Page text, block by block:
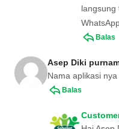
langsung
Balas
Asep Diki
Nama aplikasi nya
Balas